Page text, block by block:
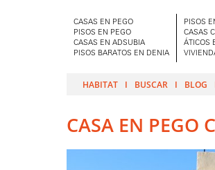
CASAS EN PEGO
PISOS EN PEGO
CASAS EN ADSUBIA
PISOS BARATOS EN DENIA
PISOS
CASAS
ÁTICOS
HABITAT BUSCAR BLOG
CASA EN PEGO